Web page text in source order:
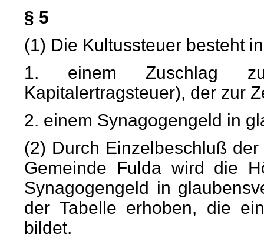
§ 5
(1) Die Kultussteuer besteht in
1. einem Zuschlag zur
Kapitalertragsteuer), der zur
2. einem Synagogengeld in
(2) Durch Einzelbeschluß
Gemeinde Fulda wird die
Synagogengeld in
der Tabelle erhoben, die
bildet.